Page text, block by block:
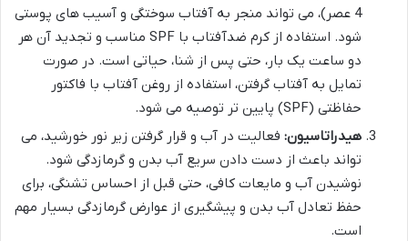
4 عصر)، می تواند منجر به آفتاب سوختگی و آسیب های پوستی
شود. استفاده از کرم ضدآفتاب با SPF مناسب و تجدید آن هر
دو ساعت یک بار، حتی پس از شنا، حیاتی است. در صورت
تمایل به آفتاب گرفتن، استفاده از روغن آفتاب با فاکتور
حفاظتی (SPF) پایین تر توصیه می شود.
هیدراتاسیون: فعالیت در آب و قرار گرفتن زیر نور خورشید، می
تواند باعث از دست دادن سریع آب بدن و گرمازدگی شود.
نوشیدن آب و مایعات کافی، حتی قبل از احساس تشنگی، برای
حفظ تعادل آب بدن و پیشگیری از عوارض گرمازدگی بسیار مهم
است.